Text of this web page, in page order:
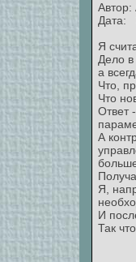
Автор:
Дата:
Я
Дело в
а
Что,
Что
Ответ
А
Я,
И
Так